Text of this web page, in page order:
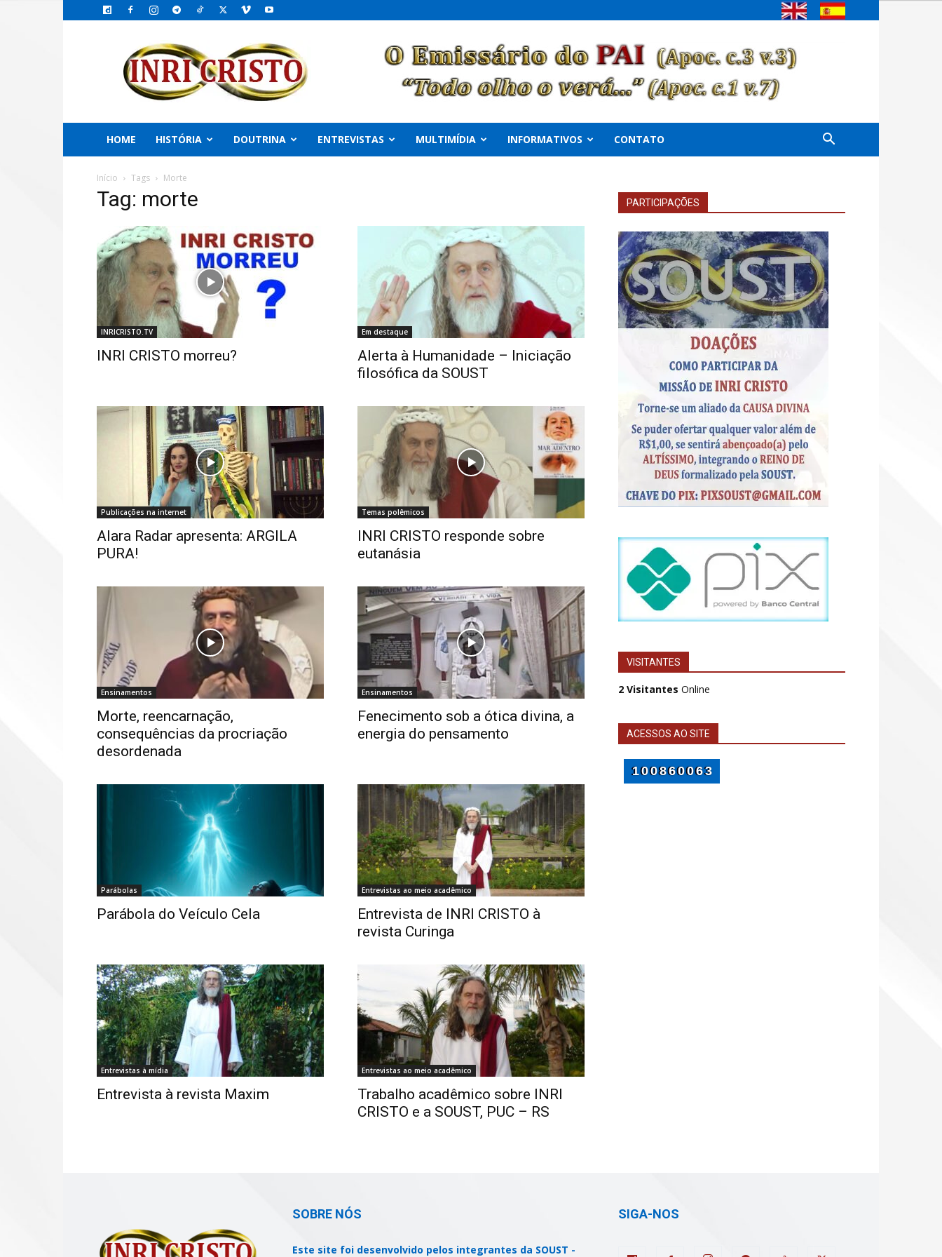
INRI
CRISTO,
Emissário
PAI
HOME
HISTÓRIA DOUTRINA ENTREVISTAS MULTIMÍDIA INFORMATIVOS CONTATO
Início Tags Morte
Tag: morte
INRICRISTO.TV
INRI CRISTO morreu?
Em destaque
Alerta à Humanidade – Iniciação
filosófica da SOUST
Publicações na internet
Alara Radar apresenta: ARGILA
PURA!
Temas polêmicos
INRI CRISTO responde sobre
eutanásia
Ensinamentos
Morte, reencarnação,
consequências da procriação
desordenada
Ensinamentos
Fenecimento sob a ótica divina, a
energia do pensamento
Parábolas
Parábola do Veículo Cela
Entrevistas ao meio acadêmico
Entrevista de INRI CRISTO à
revista Curinga
Entrevistas à mídia
Entrevista à revista Maxim
Entrevistas ao meio acadêmico
Trabalho acadêmico sobre INRI
CRISTO e a SOUST, PUC – RS
PARTICIPAÇÕES
VISITANTES
2 Visitantes Online
ACESSOS AO SITE
SOBRE NÓS
Este site foi desenvolvido pelos integrantes da SOUST -
SIGA-NOS